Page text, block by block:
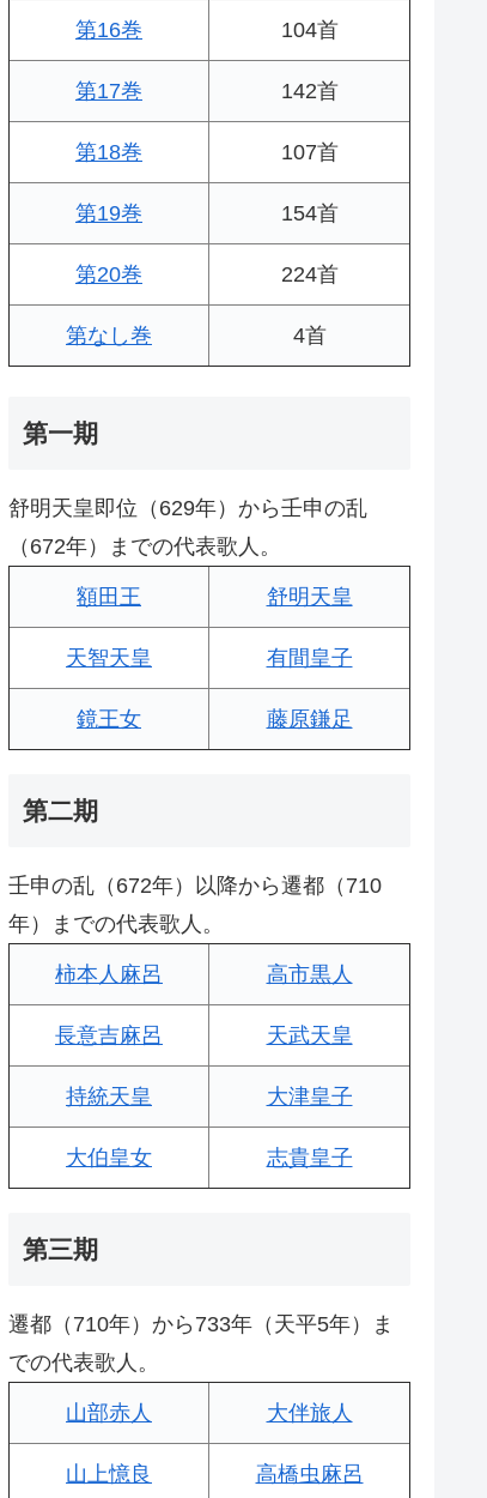
第16巻 104首
第17巻 142首
第18巻 107首
第19巻 154首
第20巻 224首
第なし巻 4首
第一期
舒明天皇即位（629年）から壬申の乱
（672年）までの代表歌人。
額田王 舒明天皇
天智天皇 有間皇子
鏡王女 藤原鎌足
第二期
壬申の乱（672年）以降から遷都（710
年）までの代表歌人。
柿本人麻呂 高市黒人
長意吉麻呂 天武天皇
持統天皇 大津皇子
大伯皇女 志貴皇子
第三期
遷都（710年）から733年（天平5年）ま
での代表歌人。
山部赤人 大伴旅人
山上憶良 高橋虫麻呂